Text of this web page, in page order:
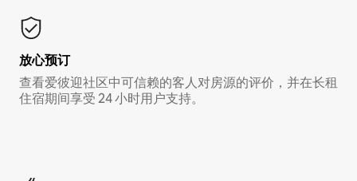
放心预订
查看爱彼迎社区中可信赖的客人对房源的评价，并在长租
住宿期间享受 24 小时用户支持。